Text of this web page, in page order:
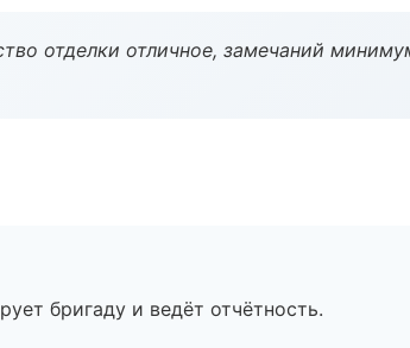
отделки отличное, замечаний
бригаду и ведёт отчётность.